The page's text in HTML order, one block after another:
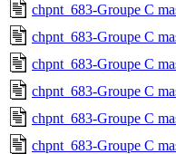
chpnt_683-Groupe C
chpnt_683-Groupe C
chpnt_683-Groupe C
chpnt_683-Groupe C
chpnt_683-Groupe C
chpnt_683-Groupe C